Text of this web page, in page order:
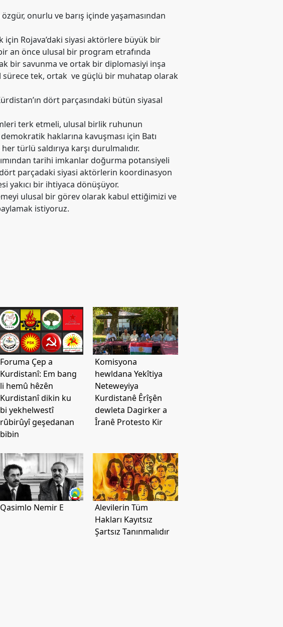
onurlu ve barış içinde yaşamasından
için Rojava’daki siyasi aktörlere büyük bir
an önce ulusal bir program etrafında
bir savunma ve ortak bir diplomasiyi inşa
sürece tek, ortak ve güçlü bir muhatap olarak
dört parçasındaki bütün siyasal
terk etmeli, ulusal birlik ruhunun
haklarına kavuşması için Batı
türlü saldırıya karşı durulmalıdır.
tarihi imkanlar doğurma potansiyeli
parçadaki siyasi aktörlerin koordinasyon
yakıcı bir ihtiyaca dönüşüyor.
ulusal bir görev olarak kabul ettiğimizi ve
istiyoruz.
Foruma Çep a
Kurdistanî: Em bang
li hemû hêzên
Kurdistanî dikin ku
bi yekhelwestî
rûbirûyî geşedanan
bibin
Komisyona
hewldana Yekîtiya
Neteweyiya
Kurdistanê Êrîşên
dewleta Dagirker a
Îranê Protesto Kir
Qasimlo Nemir E
Alevilerin Tüm
Hakları Kayıtsız
Şartsız Tanınmalıdır